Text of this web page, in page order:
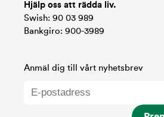
Hjälp oss att rädda liv.
Swish: 90 03 989
Bankgiro: 900-3989
Anmäl dig till vårt nyhetsbrev